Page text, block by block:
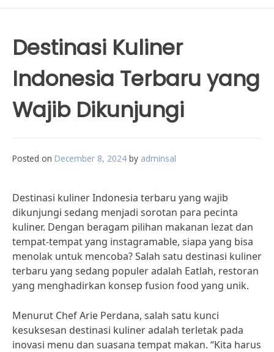
Destinasi Kuliner
Indonesia Terbaru yang
Wajib Dikunjungi
Posted on December 8, 2024 by adminsal
Destinasi kuliner Indonesia terbaru yang wajib
dikunjungi sedang menjadi sorotan para pecinta
kuliner. Dengan beragam pilihan makanan lezat dan
tempat-tempat yang instagramable, siapa yang bisa
menolak untuk mencoba? Salah satu destinasi kuliner
terbaru yang sedang populer adalah Eatlah, restoran
yang menghadirkan konsep fusion food yang unik.
Menurut Chef Arie Perdana, salah satu kunci
kesuksesan destinasi kuliner adalah terletak pada
inovasi menu dan suasana tempat makan. “Kita harus